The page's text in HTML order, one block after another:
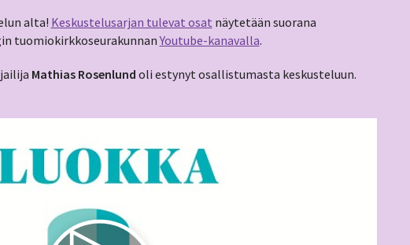
alta! Keskustelusarjan tulevat osat näytetään suorana
tuomiokirkkoseurakunnanYoutube-kanavalla.
Mathias Rosenlund oli estynyt osallistumasta keskusteluun.